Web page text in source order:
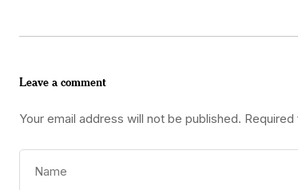
Leave a comment
Your email address will not be published.